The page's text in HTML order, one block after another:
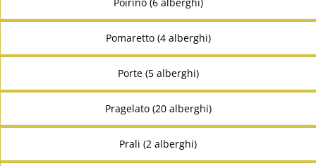
Pomaretto (4 alberghi)
Porte (5 alberghi)
Pragelato (20 alberghi)
Prali (2 alberghi)